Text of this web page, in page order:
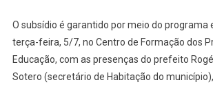
O subsídio é garantido por meio do programa
terça-feira, 5/7, no Centro de Formação dos
Educação, com as presenças do prefeito
Sotero (secretário de Habitação do